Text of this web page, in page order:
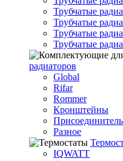
Трубчатые
Трубчатые
Трубчатые
Трубчатые
радиаторов
Global
Rifar
Rommer
Кронштейны
Разное
IQWATT